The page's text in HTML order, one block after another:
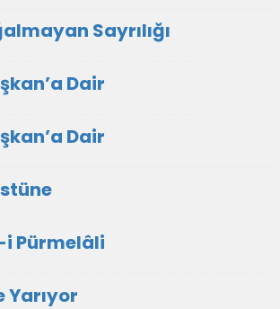
Sayrılığı
Dair
Dair
i Pürmelâli